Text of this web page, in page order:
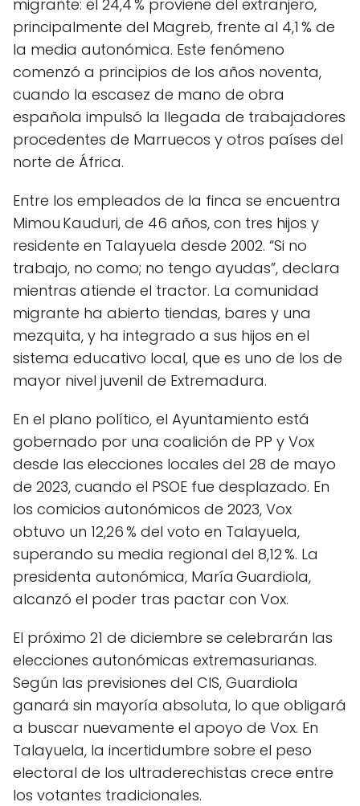
migrante: el 24,4 % proviene del extranjero,
principalmente del Magreb, frente al 4,1 % de
la media autonómica. Este fenómeno
comenzó a principios de los años noventa,
cuando la escasez de mano de obra
española impulsó la llegada de trabajadores
procedentes de Marruecos y otros países del
norte de África.
Entre los empleados de la finca se encuentra
Mimou Kauduri, de 46 años, con tres hijos y
residente en Talayuela desde 2002. “Si no
trabajo, no como; no tengo ayudas”, declara
mientras atiende el tractor. La comunidad
migrante ha abierto tiendas, bares y una
mezquita, y ha integrado a sus hijos en el
sistema educativo local, que es uno de los de
mayor nivel juvenil de Extremadura.
En el plano político, el Ayuntamiento está
gobernado por una coalición de PP y Vox
desde las elecciones locales del 28 de mayo
de 2023, cuando el PSOE fue desplazado. En
los comicios autonómicos de 2023, Vox
obtuvo un 12,26 % del voto en Talayuela,
superando su media regional del 8,12 %. La
presidenta autonómica, María Guardiola,
alcanzó el poder tras pactar con Vox.
El próximo 21 de diciembre se celebrarán las
elecciones autonómicas extremasurianas.
Según las previsiones del CIS, Guardiola
ganará sin mayoría absoluta, lo que obligará
a buscar nuevamente el apoyo de Vox. En
Talayuela, la incertidumbre sobre el peso
electoral de los ultraderechistas crece entre
los votantes tradicionales.